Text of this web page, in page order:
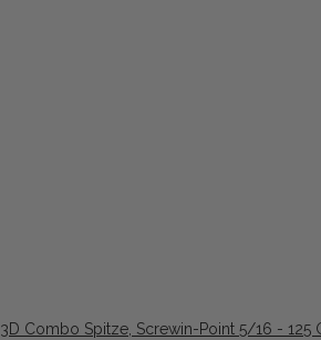
3D Combo Spitze, Screwin-Point 5/16 - 125